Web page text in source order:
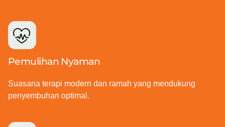
Pemulihan Nyaman
Suasana terapi modern dan ramah yang mendukung
penyembuhan optimal.